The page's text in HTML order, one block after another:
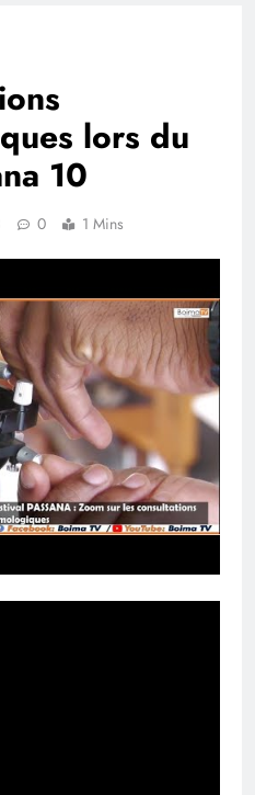
lors du
10
0 1 Mins